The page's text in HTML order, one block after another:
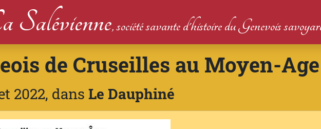
Salévienne, société savante d'histoire du Genevois
de Cruseilles au Moyen-Age
2022, dans Le Dauphiné